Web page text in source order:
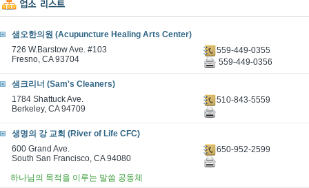
샘오한의원 (Acupuncture Healing Arts Center)
726 W.Barstow Ave. #103
Fresno, CA 93704
559-449-0355
559-449-0356
샘크리너 (Sam's Cleaners)
1784 Shattuck Ave.
Berkeley, CA 94709
510-843-5559
생명의 강 교회 (River of Life CFC)
600 Grand Ave.
South San Francisco, CA 94080
650-952-2599
하나님의 목적을 이루는 말씀 공동체